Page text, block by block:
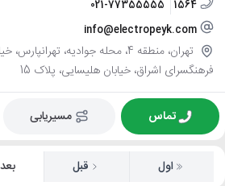
1564
021-77355555
info@electropeyk.com
تهران، منطقه 4، محله جوادیه،
فرهنگسرای اشراق، خیابان هلیسایی، پلاک 15
تماس مسیریابی
اول قبل بعد